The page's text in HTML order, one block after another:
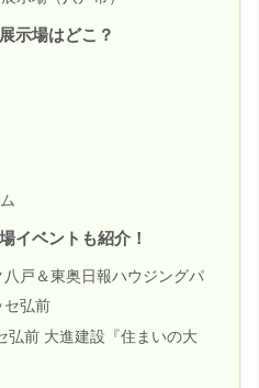
示場はどこ？
イベントも紹介！
戸＆東奥日報ハウジングパ
セ弘前
弘前 大進建設『住まいの大